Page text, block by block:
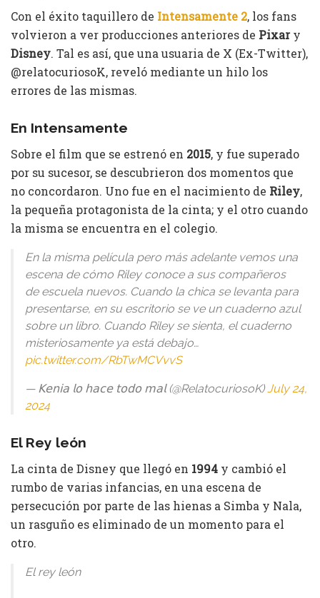
Con el éxito taquillero de Intensamente 2, los fans
volvieron a ver producciones anteriores de Pixary
Disney. Tal es así, que una usuaria de X (Ex-Twitter),
@relatocuriosoK, reveló mediante un hilo los
errores de las mismas.
En Intensamente
Sobre el film que se estrenó en 2015, y fue superado
por su sucesor, se descubrieron dos momentos que
no concordaron. Uno fue en el nacimiento de Riley,
la pequeña protagonista de la cinta; y el otro cuando
la misma se encuentra en el colegio.
En la misma película pero más adelante vemos una
escena de cómo Riley conoce a sus compañeros
de escuela nuevos. Cuando la chica se levanta para
presentarse, en su escritorio se ve un cuaderno azul
sobre un libro. Cuando Riley se sienta, el cuaderno
misteriosamente ya está debajo…
pic.twitter.com/RbTwMCVvvS
— 𝖪𝖾𝗇𝗂𝖺 𝗅𝗈 𝗁𝖺𝖼𝖾 𝗍𝗈𝖽𝗈 𝗆𝖺𝗅 (@RelatocuriosoK)July 24,
2024
El Rey león
La cinta de Disney que llegó en 1994 y cambió el
rumbo de varias infancias, en una escena de
persecución por parte de las hienas a Simba y Nala,
un rasguño es eliminado de un momento para el
otro.
El rey león